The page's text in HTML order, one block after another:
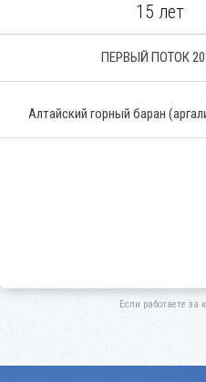
15 лет
ПЕРВЫЙ ПОТОК
Алтайский горный баран
Если работаете